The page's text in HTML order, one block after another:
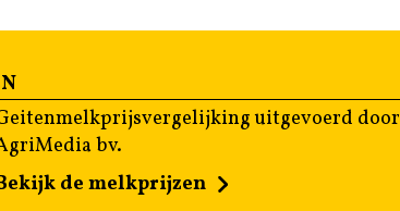
uitgevoerd door
bv.
de melkprijzen